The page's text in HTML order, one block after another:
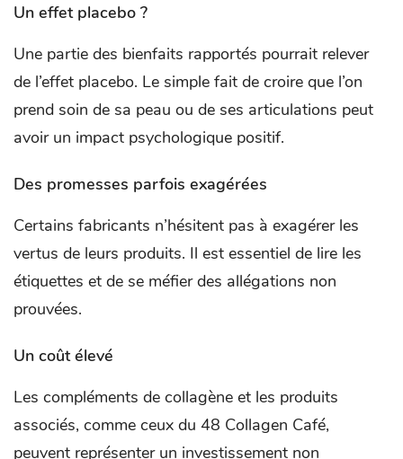
Un effet placebo ?
Une partie des bienfaits rapportés pourrait relever
de l’effet placebo. Le simple fait de croire que l’on
prend soin de sa peau ou de ses articulations peut
avoir un impact psychologique positif.
Des promesses parfois exagérées
Certains fabricants n’hésitent pas à exagérer les
vertus de leurs produits. Il est essentiel de lire les
étiquettes et de se méfier des allégations non
prouvées.
Un coût élevé
Les compléments de collagène et les produits
associés, comme ceux du 48 Collagen Café,
peuvent représenter un investissement non